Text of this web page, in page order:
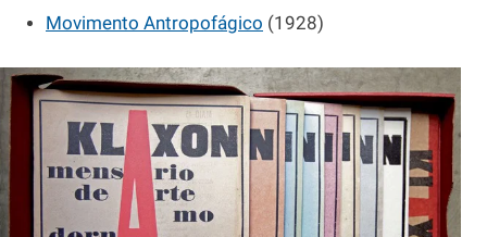
Movimento Antropofágico (1928)